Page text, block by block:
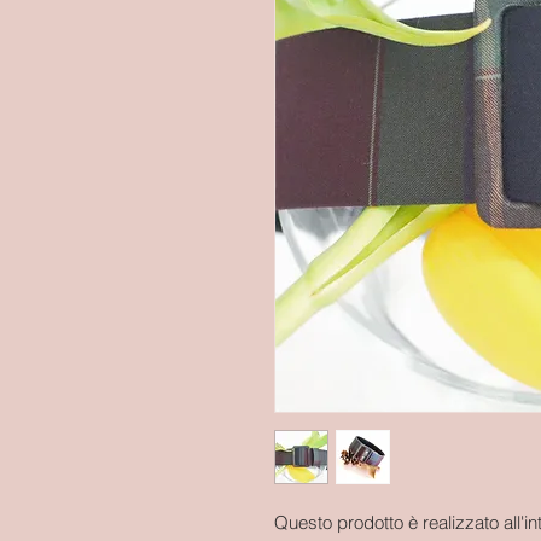
Questo prodotto è realizzato